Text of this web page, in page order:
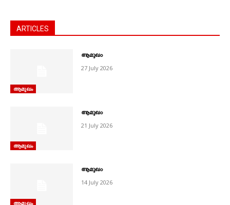
ARTICLES
ആമുഖം
ആമുഖം
27 July 2026
ആമുഖം
ആമുഖം
21 July 2026
ആമുഖം
ആമുഖം
14 July 2026